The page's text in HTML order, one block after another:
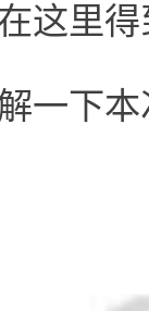
这里
一下